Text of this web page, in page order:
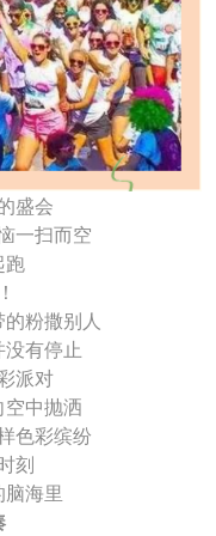
盛会
一扫而空
跑
粉撒别人
有停止
派对
中抛洒
色彩缤纷
刻
海里